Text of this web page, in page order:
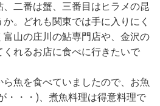
二番は蟹、三番目はヒラメの昆
。どれも関東では手に入りにく
山の庄川の鮎専門店や、金沢の
れるお店に食べに行きたいで
魚を食べていましたので、お魚
・・・)、煮魚料理は得意料理で